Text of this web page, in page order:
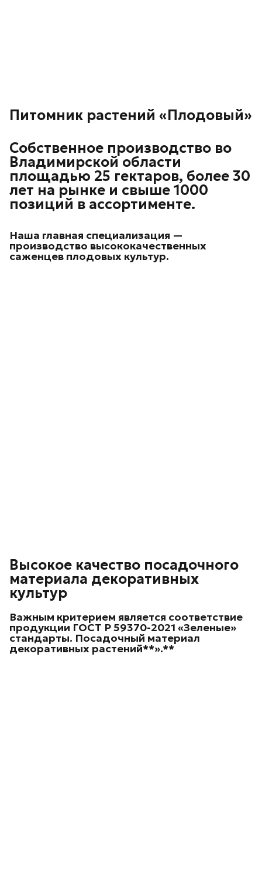
Питомник растений «Плодовый»
Собственное производство во
Владимирской области
площадью 25 гектаров, более 30
лет на рынке и свыше 1000
позиций в ассортименте.
Наша главная специализация —
производство высококачественных
саженцев плодовых культур.
Высокое качество посадочного
материала декоративных
культур
Важным критерием является соответствие
продукции ГОСТ Р 59370-2021 «Зеленые»
стандарты. Посадочный материал
декоративных растений**».**